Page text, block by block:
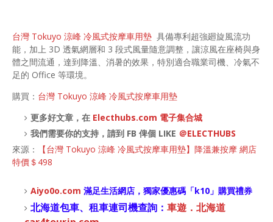
台灣 Tokuyo 涼峰 冷風式按摩車用墊 具備專利超強廻旋風流功
能，加上 3D 透氣網層和 3 段式風量隨意調整，讓涼風在座椅與身
體之間流通，達到降溫、消暑的效果，特別適合職業司機、冷氣不
足的 Office 等環境。
購買： 台灣 Tokuyo 涼峰 冷風式按摩車用墊
更多好文章，在 Electhubs.com 電子集合城
我們需要你的支持，請到 FB 俾個 LIKE ＠ELECTHUBS
來源：
【台灣 Tokuyo 涼峰 冷風式按摩車用墊】降溫兼按摩 網店
特價＄498
Aiyo0o.com 滿足生活網店， 獨家優惠碼「k10 」購買禮券
北海道包車、租車連司機查詢： 車遊．北海道